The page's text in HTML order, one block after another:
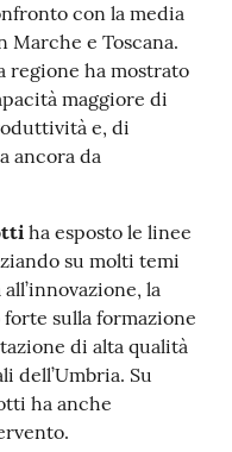
con la media
Marche e Toscana.
ha mostrato
maggiore di
e, di
ancora da
ha esposto le linee
su molti temi
la
sulla formazione
di alta qualità
dell’Umbria. Su
ha anche